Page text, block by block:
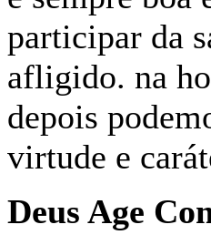
participar da
afligido. na
depois
virtude e
Deus Age